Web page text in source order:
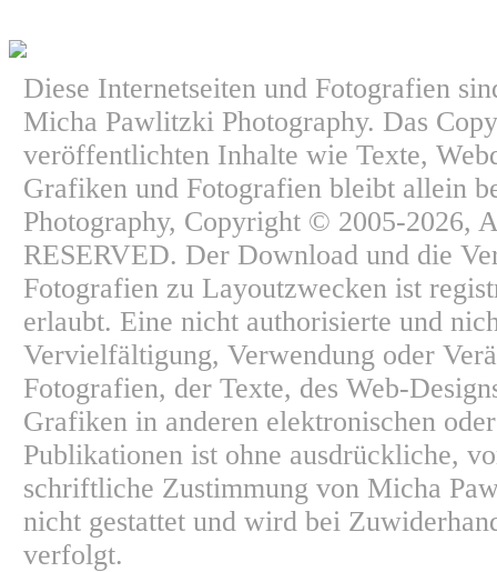
Diese Internetseiten und Fotografien
Micha Pawlitzki Photography. Das
veröffentlichten Inhalte wie Texte,
Grafiken und Fotografien bleibt allein
Photography, Copyright © 2005-2026,
RESERVED. Der Download und die
Fotografien zu Layoutzwecken ist
erlaubt. Eine nicht authorisierte und
Vervielfältigung, Verwendung oder
Fotografien, der Texte, des Web-
Grafiken in anderen elektronischen
Publikationen ist ohne ausdrückliche,
schriftliche Zustimmung von Micha
nicht gestattet und wird bei
verfolgt.